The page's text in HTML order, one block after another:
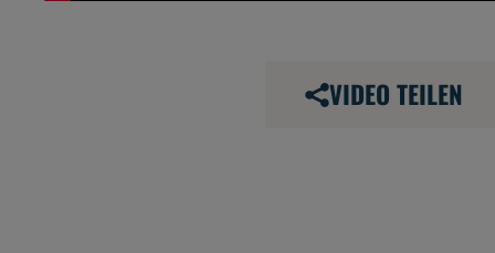
VIDEO TEILEN